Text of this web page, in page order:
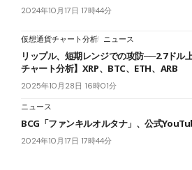
2024年10月17日 17時44分
仮想通貨チャート分析 ニュース
リップル、短期レンジでの攻防──2.7ドル
チャート分析】XRP、BTC、ETH、ARB
2025年10月28日 16時01分
ニュース
BCG「ファンキルオルタナ」、公式
2024年10月17日 17時44分